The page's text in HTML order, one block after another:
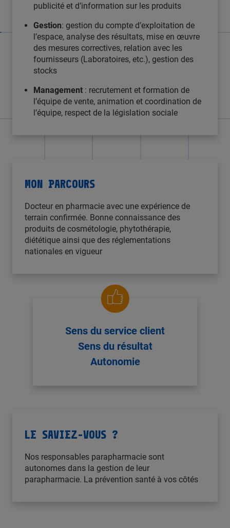
publicité et d’information sur les produits
Gestion: gestion du compte d’exploitation de
l’espace, analyse des résultats, mise en œuvre
des mesures correctives, relation avec les
fournisseurs (Laboratoires, etc.), gestion des
stocks
Management : recrutement et formation de
l’équipe de vente, animation et coordination de
l’équipe, respect de la législation sociale
MON PARCOURS
Docteur en pharmacie avec une expérience de
terrain confirmée. Bonne connaissance des
produits de cosmétologie, phytothérapie,
diététique ainsi que des réglementations
nationales en vigueur
Sens du service client
Sens du résultat
Autonomie
LE SAVIEZ-VOUS ?
Nos responsables parapharmacie sont
autonomes dans la gestion de leur
parapharmacie. La prévention santé à vos côtés